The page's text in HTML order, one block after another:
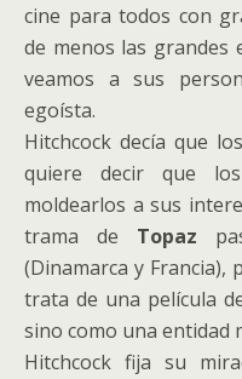
cine para todos con
de menos las grandes
veamos a sus
egoísta.
Hitchcock decía que
quiere decir que
moldearlos a sus
trama de Topaz
(Dinamarca y Francia),
trata de una película
sino como una entidad
Hitchcock fija su